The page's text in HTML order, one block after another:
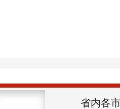
省内各